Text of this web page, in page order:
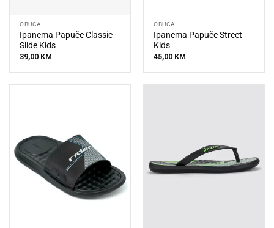
OBUĆA
Ipanema Papuče Classic
Slide Kids
39,00 KM
OBUĆA
Ipanema Papuče Street
Kids
45,00 KM